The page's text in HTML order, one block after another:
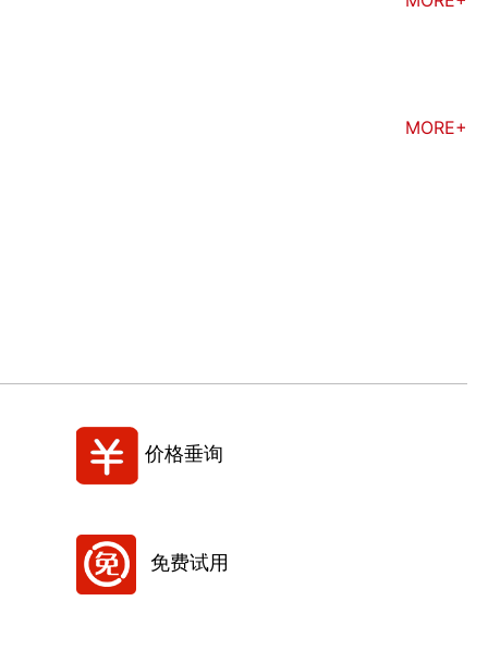
MORE+
价格垂询
免费试用